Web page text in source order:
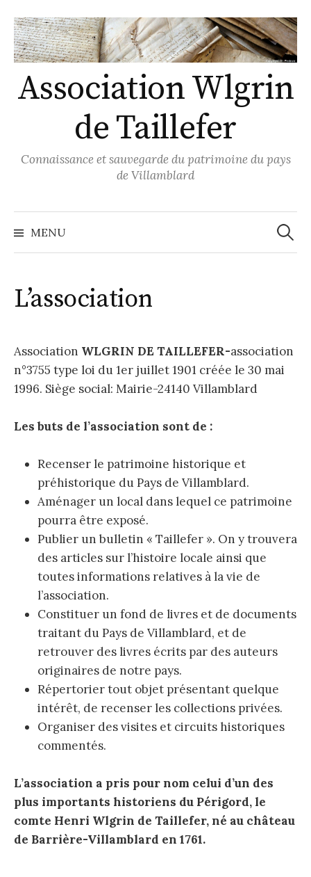
to
content
Association Wlgrin
de Taillefer
Connaissance et sauvegarde du patrimoine du pays
de Villamblard
MENU
L’association
Association WLGRIN DE TAILLEFER-association
n°3755 type loi du 1er juillet 1901 créée le 30 mai
1996. Siège social: Mairie-24140 Villamblard
Les buts de l’association sont de :
Recenser le patrimoine historique et
préhistorique du Pays de Villamblard.
Aménager un local dans lequel ce patrimoine
pourra être exposé.
Publier un bulletin « Taillefer ». On y trouvera
des articles sur l’histoire locale ainsi que
toutes informations relatives à la vie de
l’association.
Constituer un fond de livres et de documents
traitant du Pays de Villamblard, et de
retrouver des livres écrits par des auteurs
originaires de notre pays.
Répertorier tout objet présentant quelque
intérêt, de recenser les collections privées.
Organiser des visites et circuits historiques
commentés.
L’association a pris pour nom celui d’un des
plus importants historiens du Périgord, le
comte Henri Wlgrin de Taillefer, né au château
de Barrière-Villamblard en 1761.